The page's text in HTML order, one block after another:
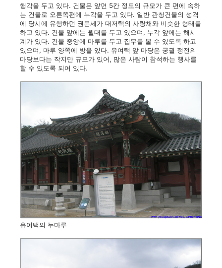
행각을 두고 있다. 건물은 앞면 5칸 정도의 규모가 큰 편에 속하
는 건물로 오른쪽편에 누각을 두고 있다. 일반 관청건물의 성격
에 당시에 유행하던 권문세가 대저택의 사랑채와 비슷한 형태를
하고 있다. 건물 앞에는 월대를 두고 있으며, 누각 앞에는 해시
계가 있다. 건물 중앙에 마루를 두고 집무를 볼 수 있도록 하고
있으며, 마루 양쪽에 방을 있다. 유여택 앞 마당은 궁궐 정전의
마당보다는 작지만 규모가 있어, 많은 사람이 참석하는 행사를
할 수 있도록 되어 있다.
유여택의 누마루